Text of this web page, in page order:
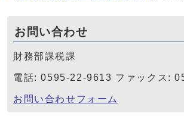
お問い合わせ
財務部課税課
電話: 0595-22-9613 ファックス:
お問い合わせフォーム